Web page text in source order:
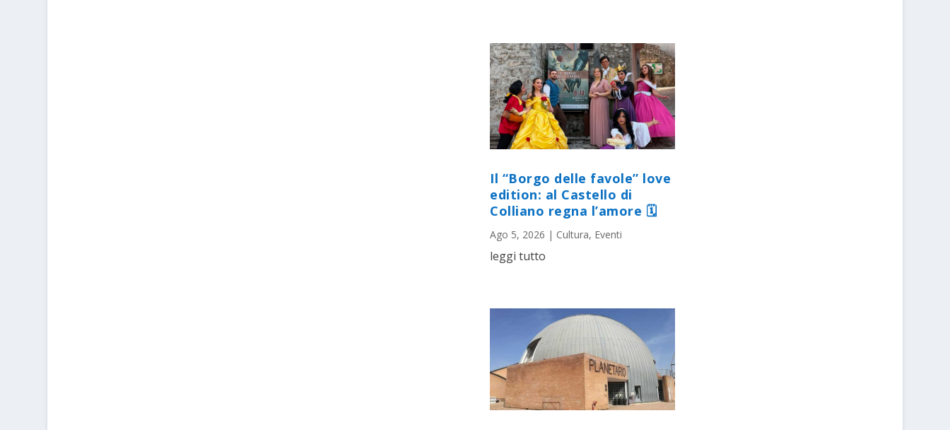
Il “Borgo delle favole” love
edition: al Castello di
Colliano regna l’amore 🗓
Ago 5, 2026 | Cultura, Eventi
leggi tutto